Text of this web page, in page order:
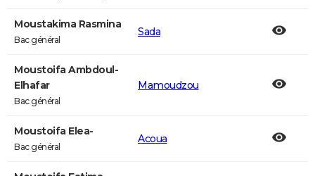
Moustakima Rasmina
Bac général
Sada
Moustoifa Ambdoul-
Elhafar
Bac général
Mamoudzou
Moustoifa Elea-
Bac général
Acoua